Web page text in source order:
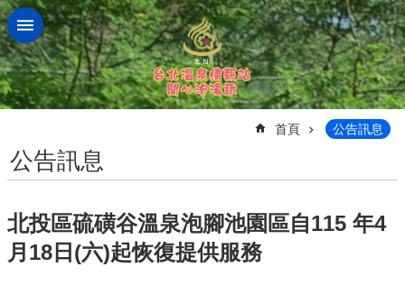
跳到主要內容區塊
首頁 公告訊息
公告訊息
北投區硫磺谷溫泉泡腳池園區自115 年4
月18日(六)起恢復提供服務